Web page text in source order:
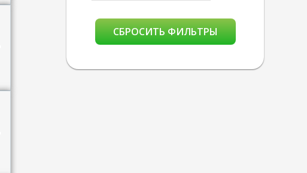
СБРОСИТЬ ФИЛЬТРЫ